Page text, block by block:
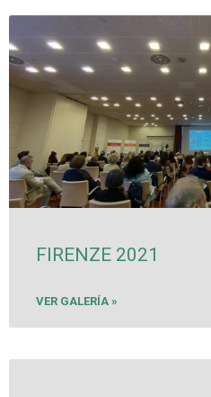
FIRENZE 2021
VER GALERÍA »